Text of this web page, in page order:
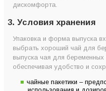
дискомфорта.
3. Условия хранения
Упаковка и форма выпуска
выбрать хороший чай для
выпуска чая для
обеспечивая удобство и
чайные пакетики –